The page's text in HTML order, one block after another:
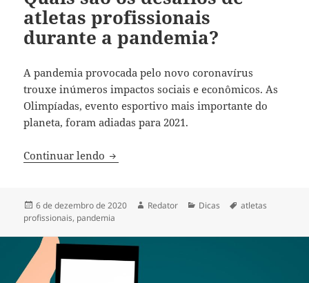
atletas profissionais
durante a pandemia?
A pandemia provocada pelo novo coronavírus
trouxe inúmeros impactos sociais e econômicos. As
Olimpíadas, evento esportivo mais importante do
planeta, foram adiadas para 2021.
Continuar lendo Quais são os desafios de atletas
Publicado
em
6 de dezembro de 2020 Autor
Redator Categorias
Dicas Tags
atletas
profissionais, pandemia